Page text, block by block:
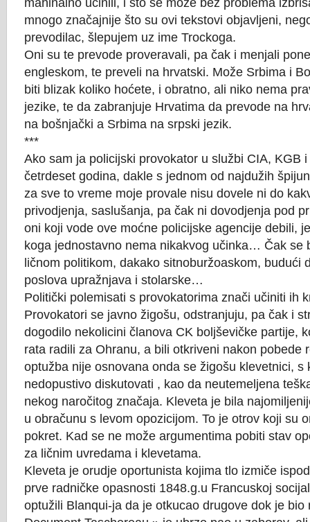
mahinalno učinili, i što se može bez problema
mnogo značajnije što su ovi tekstovi objavljeni,
prevodilac, šlepujem uz ime Trockoga.
Oni su te prevode proveravali, pa čak i menjali
engleskom, te preveli na hrvatski. Može Srbima i
biti blizak koliko hoćete, i obratno, ali niko nema
jezike, te da zabranjuje Hrvatima da prevode na
na bošnjački a Srbima na srpski jezik.
***
Ako sam ja policijski provokator u službi CIA, KGB
četrdeset godina, dakle s jednom od najdužih
za sve to vreme moje provale nisu dovele ni do
privodjenja, saslušanja, pa čak ni dovodjenja pod
oni koji vode ove moćne policijske agencije debili,
koga jednostavno nema nikakvog učinka… Čak se
ličnom politikom, dakako sitnoburžoaskom, budući
poslova upražnjava i stolarske…
Politički polemisati s provokatorima znači učiniti ih
Provokatori se javno žigošu, odstranjuju, pa čak i
dogodilo nekolicini članova CK boljševičke partije,
rata radili za Ohranu, a bili otkriveni nakon pobede
optužba nije osnovana onda se žigošu klevetnici, s
nedopustivo diskutovati , kao da neutemeljena
nekog naročitog značaja. Kleveta je bila
u obračunu s levom opozicijom. To je otrov koji su
pokret. Kad se ne može argumentima pobiti stav
za ličnim uvredama i klevetama.
Kleveta je orudje oportunista kojima tlo izmiče
prve radničke opasnosti 1848.g.u Francuskoj
optužili Blanqui-ja da je otkucao drugove dok je bio